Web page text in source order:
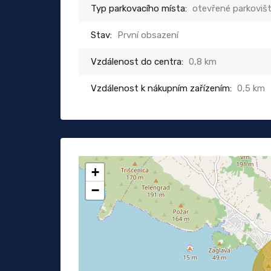
Typ parkovacího místa: otevřené
Stav: První obsazení
Vzdálenost do centra: 0,8 km
Vzdálenost k nákupním zařízením: 0,5 km
+
−